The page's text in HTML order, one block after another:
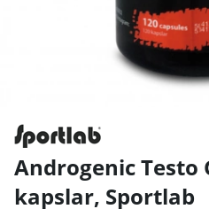
Androgenic Testo
kapslar, Sportlab